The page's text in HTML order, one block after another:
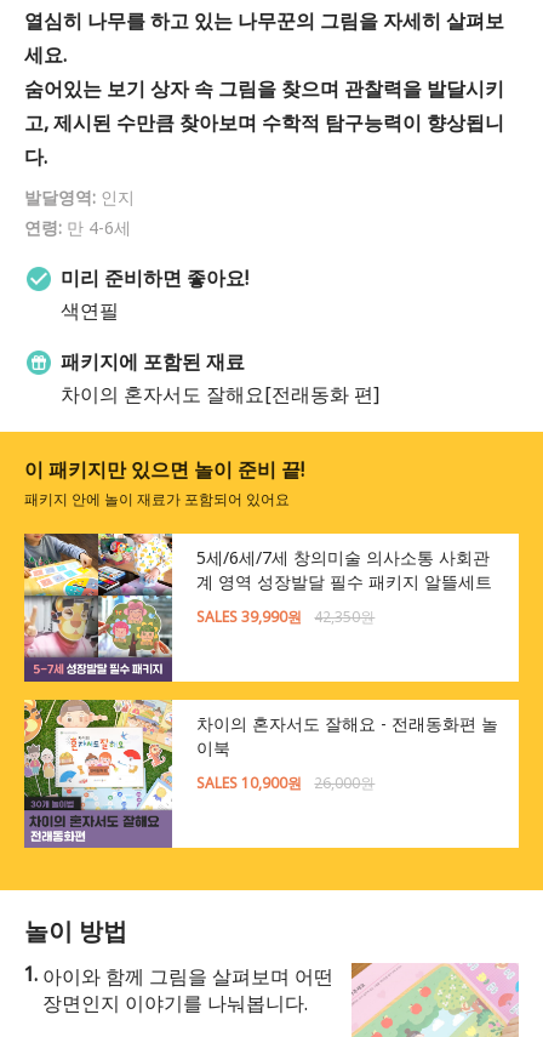
열심히 나무를 하고 있는 나무꾼의 그림을 자세히 살펴보
세요.
숨어있는 보기 상자 속 그림을 찾으며 관찰력을 발달시키
고, 제시된 수만큼 찾아보며 수학적 탐구능력이 향상됩니
다.
발달영역: 인지
연령: 만 4-6세
미리 준비하면 좋아요!
색연필
패키지에 포함된 재료
차이의 혼자서도 잘해요[전래동화 편]
이 패키지만 있으면 놀이 준비 끝!
패키지 안에 놀이 재료가 포함되어 있어요
5세/6세/7세 창의미술 의사소통 사회관
계 영역 성장발달 필수 패키지 알뜰세트
SALES 39,990원 42,350원
차이의 혼자서도 잘해요 - 전래동화편 놀
이북
SALES 10,900원 26,000원
놀이 방법
아이와 함께 그림을 살펴보며 어떤
장면인지 이야기를 나눠봅니다.